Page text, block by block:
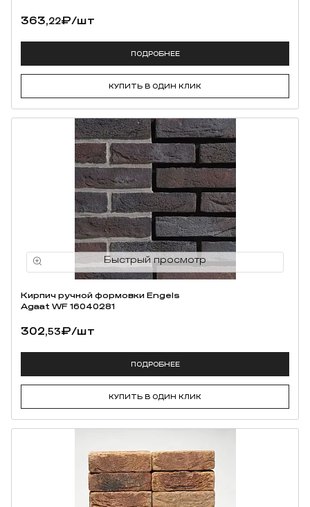
363,22₽/шт
ПОДРОБНЕЕ
КУПИТЬ В ОДИН КЛИК
Кирпич ручной формовки Engels
Agaat WF 16040281
302,53₽/шт
ПОДРОБНЕЕ
КУПИТЬ В ОДИН КЛИК